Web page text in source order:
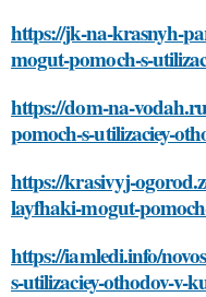
https://jk-na-krasnyh-
mogut-pomoch-s-
https://dom-na-
pomoch-s-utilizaciey-
https://krasivyj-
layfhaki-mogut-
https://iamledi.info/
s-utilizaciey-othodov-v-